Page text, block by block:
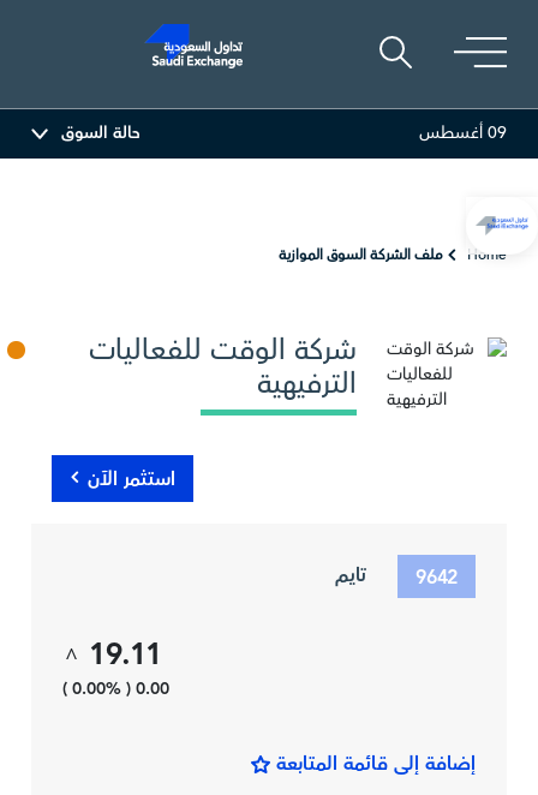
09 أغسطس حالة السوق
Home ملف الشركة السوق الموازية
شركة الوقت للفعاليات
الترفيهية
استثمر الآن
9642 تايم
19.11
^
0.00 ( 0.00% )
إضافة إلى قائمة المتابعة